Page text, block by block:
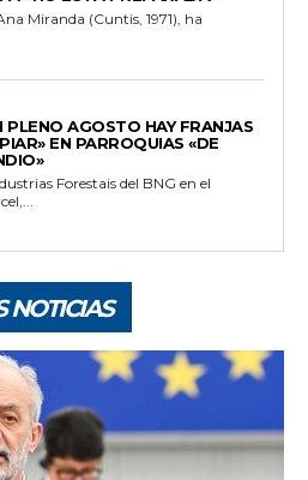
Miranda (Cuntis, 1971), ha
PLENO AGOSTO HAY FRANJAS
EN PARROQUIAS «DE
Forestais del BNG en el
NOTICIAS